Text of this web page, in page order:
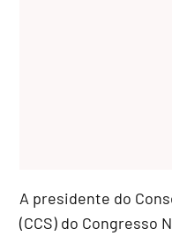
A presidente do
(CCS) do Congresso